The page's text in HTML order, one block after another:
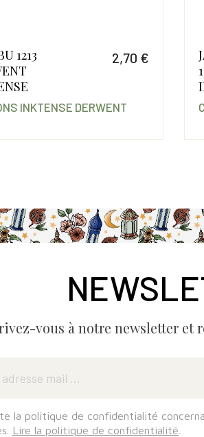
1213
2,70 €
INKTENSE DERWENT
vous à notre newsletter et
la politique de confidentialité
Lire la politique de confidentialité